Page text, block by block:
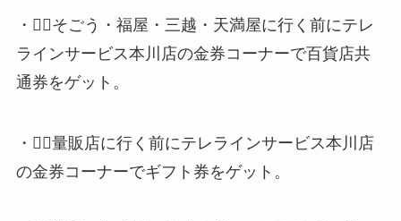
・💁‍♀️そごう・福屋・三越・天満屋に行く前にテレ
ラインサービス本川店の金券コーナーで百貨店共
通券をゲット。
・💁‍♀️量販店に行く前にテレラインサービス本川店
の金券コーナーでギフト券をゲット。